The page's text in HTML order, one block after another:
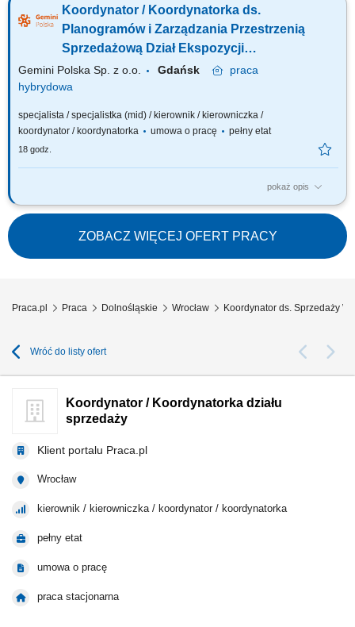
wyników sprzedaży; Nadzór operacyjny działu;
Koordynator / Koordynatorka ds.
Planogramów i Zarządzania Przestrzenią
Sprzedażową Dział Ekspozycji
Produktowej Aptek
Gemini Polska Sp. z o.o. Gdańsk
praca
hybrydowa
specjalista / specjalistka (mid) / kierownik / kierowniczka /
koordynator / koordynatorka
umowa o pracę pełny etat
18 godz.
pokaż opis
Masz praktyczne doświadczenie w tworzeniu planogramów, space
planningu lub zarządzaniu przestrzenią sprzedażową? Potrafisz
analizować rotację produktów, marżę, sprzedaż oraz wskaźniki
efektywności powierzchni, a następnie przekładać dane na konkretne
rozwiązania ekspozycyjne?...
ZOBACZ WIĘCEJ OFERT PRACY
Praca.pl Praca Dolnośląskie Wrocław Koordynator ds. Sprzedaży
Wróć do listy ofert
Koordynator / Koordynatorka działu
sprzedaży
Klient portalu Praca.pl
Wrocław
kierownik / kierowniczka / koordynator / koordynatorka
pełny etat
umowa o pracę
praca stacjonarna